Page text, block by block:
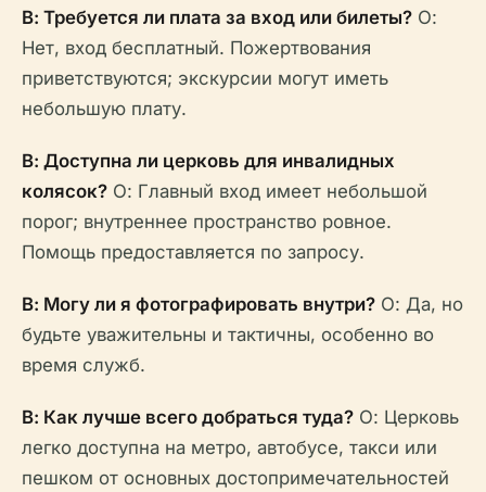
В: Требуется ли плата за вход или билеты? О:
Нет, вход бесплатный. Пожертвования
приветствуются; экскурсии могут иметь
небольшую плату.
В: Доступна ли церковь для инвалидных
колясок? О: Главный вход имеет небольшой
порог; внутреннее пространство ровное.
Помощь предоставляется по запросу.
В: Могу ли я фотографировать внутри? О: Да, но
будьте уважительны и тактичны, особенно во
время служб.
В: Как лучше всего добраться туда? О: Церковь
легко доступна на метро, автобусе, такси или
пешком от основных достопримечательностей